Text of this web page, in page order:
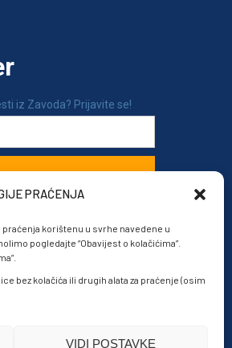
PRAĆENJA
korištenu u svrhe navedene u
pogledajte “Obavijest o kolačićima”.
bez kolačića ili drugih alata za praćenje (osim
VIDI POSTAVKE